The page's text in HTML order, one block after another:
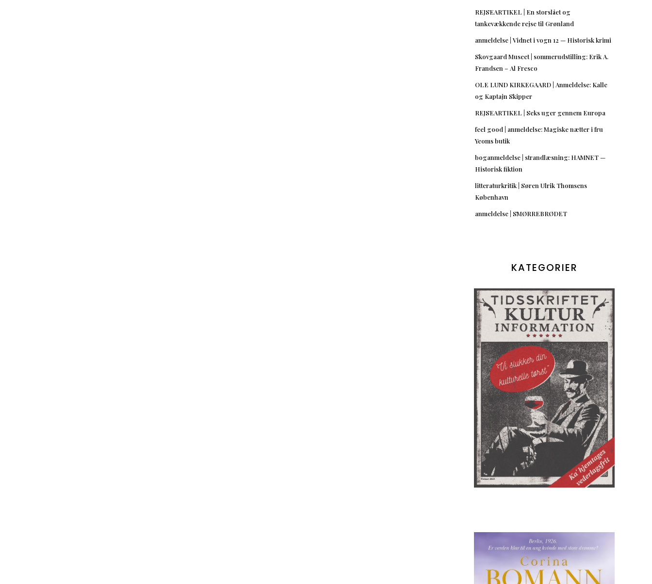
REJSEARTIKEL | En storslået og
tankevækkende rejse til Grønland
anmeldelse | Vidnet i vogn 12 — Historisk krimi
Skovgaard Museet | sommerudstilling: Erik A.
Frandsen – Al Fresco
OLE LUND KIRKEGAARD | Anmeldelse: Kalle
og Kaptajn Skipper
REJSEARTIKEL | Seks uger gennem Europa
feel good | anmeldelse: Magiske nætter i fru
Yeoms butik
boganmeldelse | strandlæsning: HAMNET —
Historisk fiktion
litteraturkritik | Søren Ulrik Thomsens
København
anmeldelse | SMØRREBRØDET
KATEGORIER